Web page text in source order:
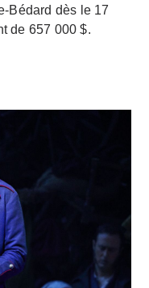
Bédard dès le 17
de 657 000 $.